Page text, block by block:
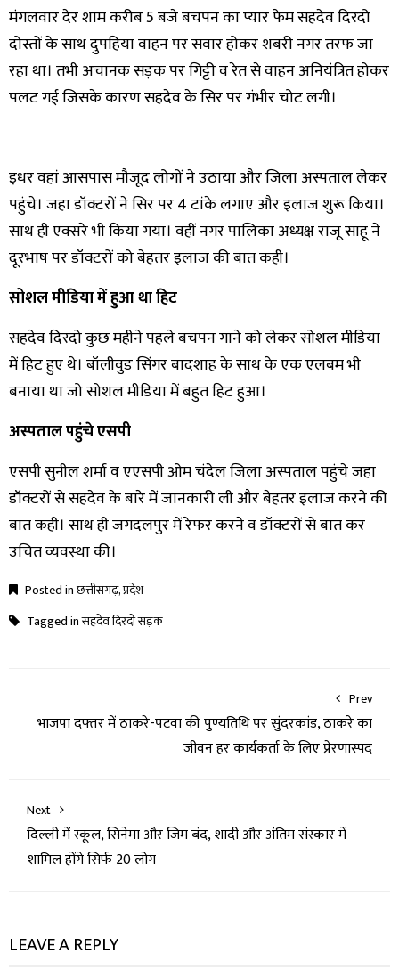
मंगलवार देर शाम करीब 5 बजे बचपन का प्यार फेम सहदेव दिरदो
दोस्तों के साथ दुपहिया वाहन पर सवार होकर शबरी नगर तरफ जा
रहा था। तभी अचानक सड़क पर गिट्टी व रेत से वाहन अनियंत्रित होकर
पलट गई जिसके कारण सहदेव के सिर पर गंभीर चोट लगी।
इधर वहां आसपास मौजूद लोगों ने उठाया और जिला अस्पताल लेकर
पहुंचे। जहा डॉक्टरों ने सिर पर 4 टांके लगाए और इलाज शुरू किया।
साथ ही एक्सरे भी किया गया। वहीं नगर पालिका अध्यक्ष राजू साहू ने
दूरभाष पर डॉक्टरों को बेहतर इलाज की बात कही।
सोशल मीडिया में हुआ था हिट
सहदेव दिरदो कुछ महीने पहले बचपन गाने को लेकर सोशल मीडिया
में हिट हुए थे। बॉलीवुड सिंगर बादशाह के साथ के एक एलबम भी
बनाया था जो सोशल मीडिया में बहुत हिट हुआ।
अस्पताल पहुंचे एसपी
एसपी सुनील शर्मा व एएसपी ओम चंदेल जिला अस्पताल पहुंचे जहा
डॉक्टरों से सहदेव के बारे में जानकारी ली और बेहतर इलाज करने की
बात कही। साथ ही जगदलपुर में रेफर करने व डॉक्टरों से बात कर
उचित व्यवस्था की।
Posted inछत्तीसगढ़,प्रदेश
Tagged inसहदेव दिरदो सड़क
Prev
भाजपा दफ्तर में ठाकरे-पटवा की पुण्यतिथि पर सुंदरकांड, ठाकरे का
जीवन हर कार्यकर्ता के लिए प्रेरणास्पद
Next
दिल्ली में स्कूल, सिनेमा और जिम बंद, शादी और अंतिम संस्कार में
शामिल होंगे सिर्फ 20 लोग
LEAVE A REPLY